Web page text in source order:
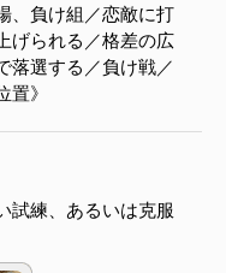
、負け組／恋敵に打
げられる／格差の広
落選する／負け戦／
》
試練、あるいは克服